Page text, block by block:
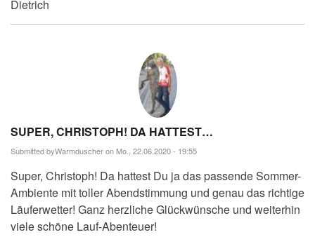
Dietrich
SUPER, CHRISTOPH! DA HATTEST…
Submitted byWarmduscheron Mo., 22.06.2020 - 19:55
Super, Christoph! Da hattest Du ja das passende Sommer-
Ambiente mit toller Abendstimmung und genau das richtige
Läuferwetter! Ganz herzliche Glückwünsche und weiterhin
viele schöne Lauf-Abenteuer!